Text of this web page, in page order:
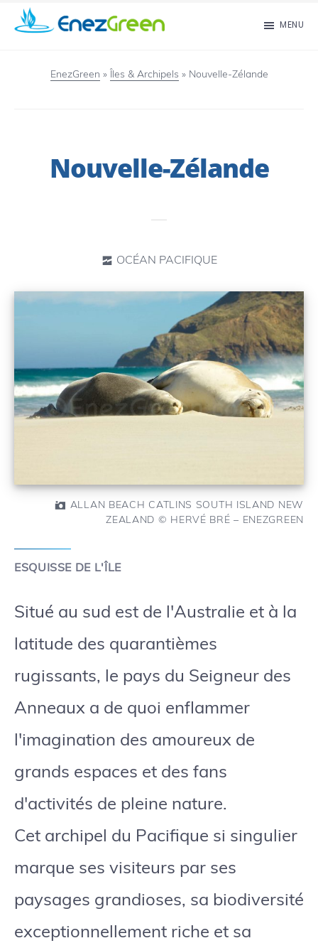
Passer
au
islands
MENU
EnezGreen » Îles & Archipels » Nouvelle-Zélande
Nouvelle-Zélande
OCÉAN PACIFIQUE
ALLAN BEACH CATLINS SOUTH ISLAND NEW
ZEALAND © HERVÉ BRÉ – ENEZGREEN
ESQUISSE DE L'ÎLE
Situé au sud est de l'Australie et à la
latitude des quarantièmes
rugissants, le pays du Seigneur des
Anneaux a de quoi enflammer
l'imagination des amoureux de
grands espaces et des fans
d'activités de pleine nature.
Cet archipel du Pacifique si singulier
marque ses visiteurs par ses
paysages grandioses, sa biodiversité
exceptionnellement riche et sa